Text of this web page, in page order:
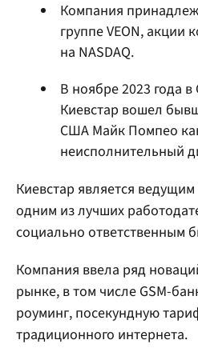
Компания
группе VEON, акции
на NASDAQ.
В ноябре 2023 года
Киевстар вошел
США Майк Помпео
неисполнительный
Киевстар является
одним из лучших
социально ответственным
Компания ввела ряд
рынке, в том числе GSM-
роуминг, посекундную
традиционного интернета.